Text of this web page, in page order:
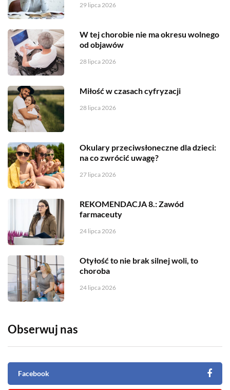
29 lipca 2026
W tej chorobie nie ma okresu wolnego
od objawów
28 lipca 2026
Miłość w czasach cyfryzacji
28 lipca 2026
Okulary przeciwsłoneczne dla dzieci:
na co zwrócić uwagę?
27 lipca 2026
REKOMENDACJA 8.: Zawód
farmaceuty
24 lipca 2026
Otyłość to nie brak silnej woli, to
choroba
24 lipca 2026
Obserwuj nas
Facebook